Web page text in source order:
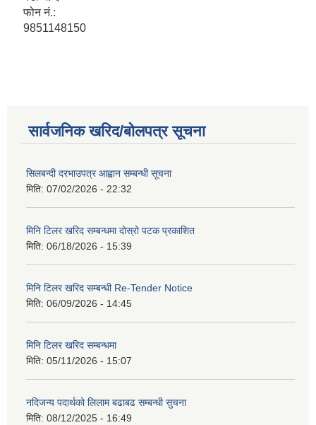
फोन नं.:
9851148150
सार्वजनिक खरिद/बोलपत्र सूचना
सिलबन्दी दरभाउपत्र आह्वान सम्बन्धी सूचना
मिति: 07/02/2026 - 22:32
मिनि टिलर खरिद सम्बन्धमा दोस्रो पटक प्रकाशित
मिति: 06/18/2026 - 15:39
मिनि टिलर खरिद सम्बन्धी Re-Tender Notice
मिति: 06/09/2026 - 14:45
मिनि टिलर खरिद सम्बन्धमा
मिति: 05/11/2026 - 15:07
नदिजन्य पदार्थको लिलाम बढाबढ सम्बन्धी सुचना
मिति: 08/12/2025 - 16:49